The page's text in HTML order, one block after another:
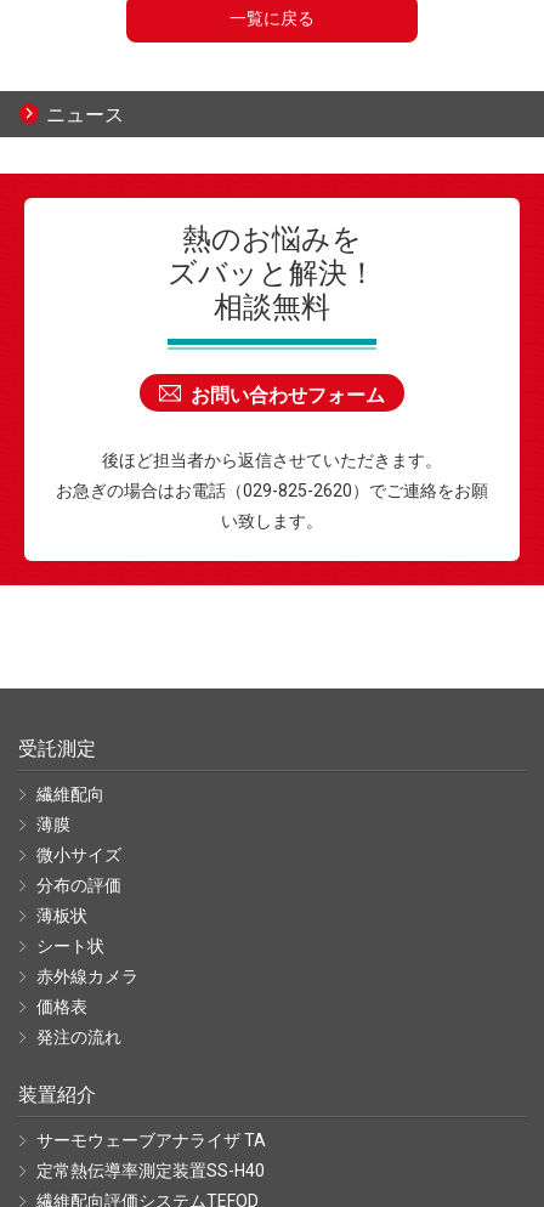
一覧に戻る
ニュース
熱のお悩みを
ズバッと解決！
相談無料
お問い合わせフォーム
後ほど担当者から返信させていただきます。
お急ぎの場合はお電話（029-825-2620）でご連絡をお願
い致します。
受託測定
繊維配向
薄膜
微小サイズ
分布の評価
薄板状
シート状
赤外線カメラ
価格表
発注の流れ
装置紹介
サーモウェーブアナライザ TA
定常熱伝導率測定装置SS-H40
繊維配向評価システムTEFOD